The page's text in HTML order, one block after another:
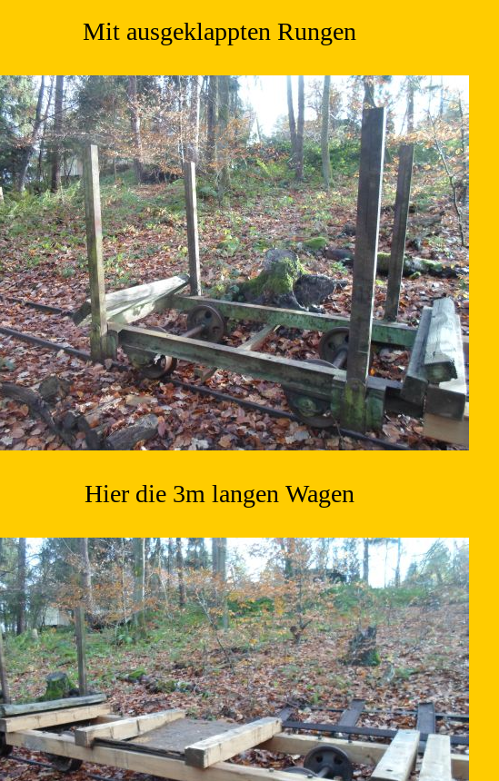
Mit ausgeklappten Rungen
Hier die 3m langen Wagen